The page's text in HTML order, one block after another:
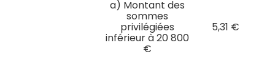
a) Montant des
sommes
privilégiées
inférieur à 20 800
€
5,31 €